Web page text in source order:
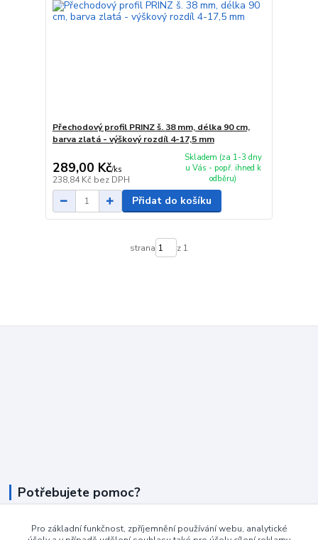
Přechodový profil PRINZ š. 38 mm, délka 90 cm,
barva zlatá - výškový rozdíl 4-17,5 mm
289,00 Kč/ks
238,84 Kč bez DPH
Skladem (za 1-3 dny
u Vás - popř. ihned k
odběru)
Přidat do košíku
strana z 1
Potřebujete pomoc?
+420 604 990 800
Pro základní funkčnost, zpříjemnění používání webu, analytické